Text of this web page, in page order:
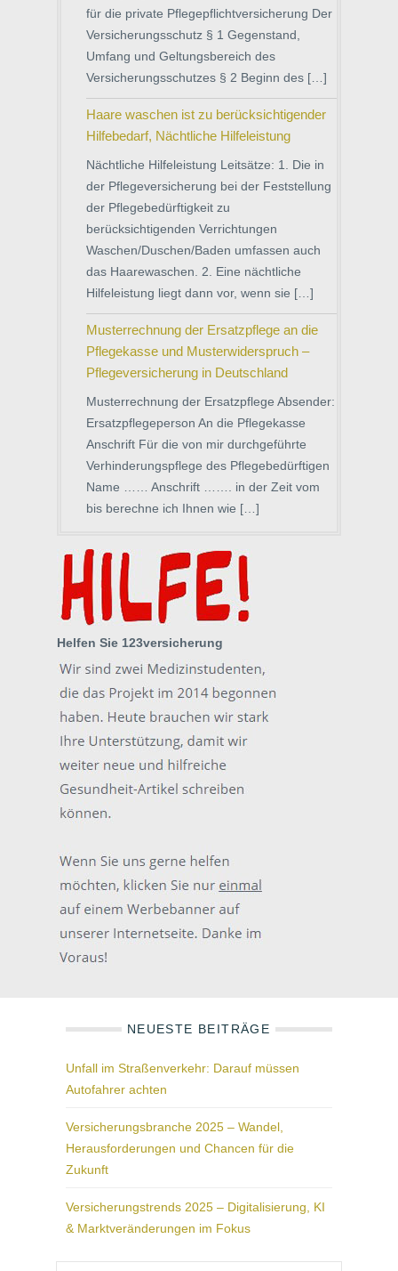
für die private Pflegepflichtversicherung Der
Versicherungsschutz § 1 Gegenstand,
Umfang und Geltungsbereich des
Versicherungsschutzes § 2 Beginn des […]
Haare waschen ist zu berücksichtigender
Hilfebedarf, Nächtliche Hilfeleistung
Nächtliche Hilfeleistung Leitsätze: 1. Die in
der Pflegeversicherung bei der Feststellung
der Pflegebedürftigkeit zu
berücksichtigenden Verrichtungen
Waschen/Duschen/Baden umfassen auch
das Haarewaschen. 2. Eine nächtliche
Hilfeleistung liegt dann vor, wenn sie […]
Musterrechnung der Ersatzpflege an die
Pflegekasse und Musterwiderspruch –
Pflegeversicherung in Deutschland
Musterrechnung der Ersatzpflege Absender:
Ersatzpflegeperson An die Pflegekasse
Anschrift Für die von mir durchgeführte
Verhinderungspflege des Pflegebedürftigen
Name …… Anschrift ……. in der Zeit vom
bis berechne ich Ihnen wie […]
Helfen Sie 123versicherung
NEUESTE BEITRÄGE
Unfall im Straßenverkehr: Darauf müssen
Autofahrer achten
Versicherungsbranche 2025 – Wandel,
Herausforderungen und Chancen für die
Zukunft
Versicherungstrends 2025 – Digitalisierung, KI
& Marktveränderungen im Fokus